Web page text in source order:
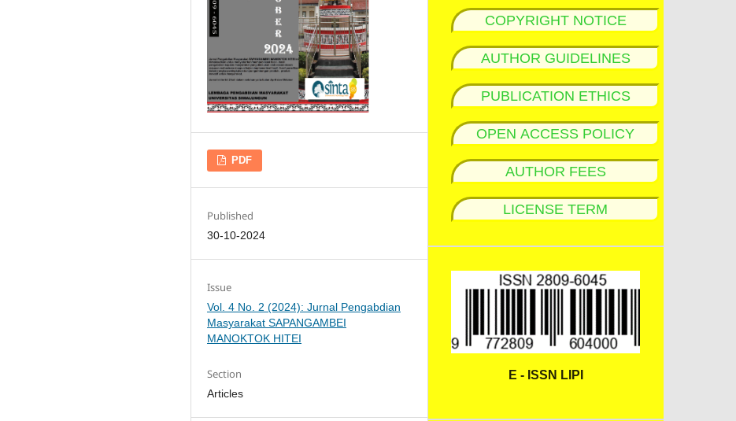
PDF
Published
30-10-2024
Issue
Vol. 4 No. 2 (2024): Jurnal Pengabdian
Masyarakat SAPANGAMBEI
MANOKTOK HITEI
Section
Articles
COPYRIGHT NOTICE
AUTHOR GUIDELINES
PUBLICATION ETHICS
OPEN ACCESS POLICY
AUTHOR FEES
LICENSE TERM
E - ISSN LIPI